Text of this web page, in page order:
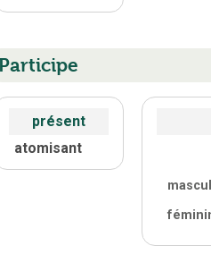
présent
atomisant